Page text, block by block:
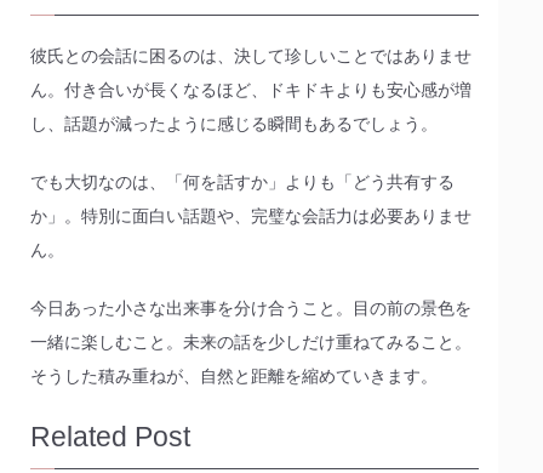
彼氏との会話に困るのは、決して珍しいことではありませ
ん。付き合いが長くなるほど、ドキドキよりも安心感が増
し、話題が減ったように感じる瞬間もあるでしょう。
でも大切なのは、「何を話すか」よりも「どう共有する
か」。特別に面白い話題や、完璧な会話力は必要ありませ
ん。
今日あった小さな出来事を分け合うこと。目の前の景色を
一緒に楽しむこと。未来の話を少しだけ重ねてみること。
そうした積み重ねが、自然と距離を縮めていきます。
Related Post